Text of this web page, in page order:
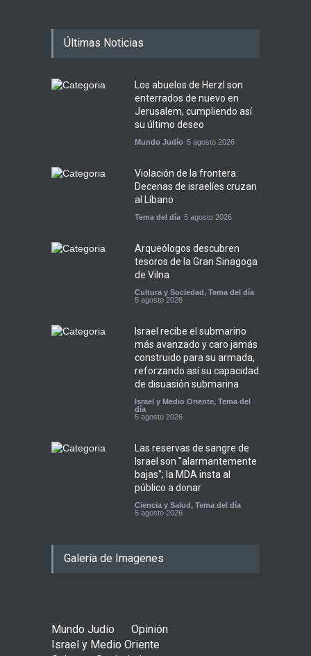
Últimas Noticias
Los abuelos de Herzl son
enterrados de nuevo en
Jerusalem, cumpliendo así
su último deseo
Mundo Judío 5 agosto 2026
Violación de la frontera:
Decenas de israelíes cruzan
al Líbano
Tema del día 5 agosto 2026
Arqueólogos descubren
tesoros de la Gran Sinagoga
de Vilna
Cultura y Sociedad, Tema del día
5 agosto 2026
Israel recibe el submarino
más avanzado y caro jamás
construido para su armada,
reforzando así su capacidad
de disuasión submarina
Israel y Medio Oriente, Tema del
día
5 agosto 2026
Las reservas de sangre de
Israel son "alarmantemente
bajas"; la MDA insta al
público a donar
Ciencia y Salud, Tema del día
5 agosto 2026
Galería de Imagenes
Mundo Judío
Opinión
Israel y Medio Oriente